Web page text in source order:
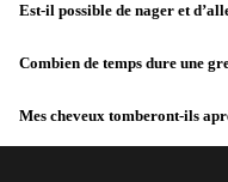
Est-il possible de nager et
Combien de temps dure une
Mes cheveux tomberont-ils